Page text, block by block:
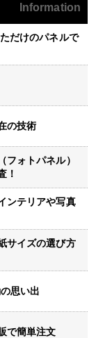
Information
だけのパネルで
の技術
フォトパネル）
！
ンテリアや写真
サイズの選び方
思い出
で簡単注文